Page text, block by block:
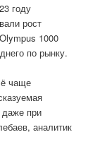
году
рост
1000
по рынку.
чаще
даже при
аналитик